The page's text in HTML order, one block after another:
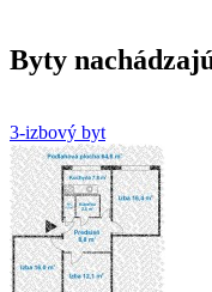
Byty
3-izbový byt